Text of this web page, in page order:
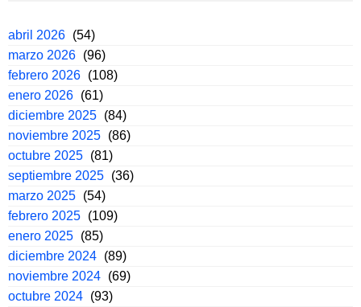
abril 2026 (54)
marzo 2026 (96)
febrero 2026 (108)
enero 2026 (61)
diciembre 2025 (84)
noviembre 2025 (86)
octubre 2025 (81)
septiembre 2025 (36)
marzo 2025 (54)
febrero 2025 (109)
enero 2025 (85)
diciembre 2024 (89)
noviembre 2024 (69)
octubre 2024 (93)